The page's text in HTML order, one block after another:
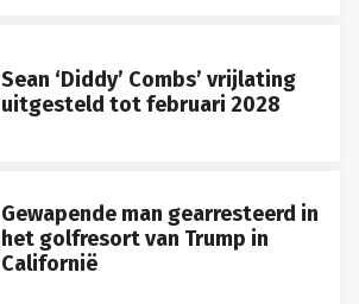
Sean ‘Diddy’ Combs’ vrijlating
uitgesteld tot februari 2028
Gewapende man gearresteerd in
het golfresort van Trump in
Californië